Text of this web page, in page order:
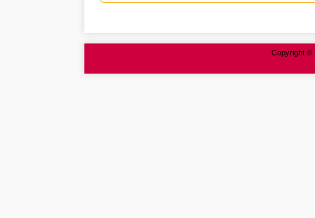
Copyright ©